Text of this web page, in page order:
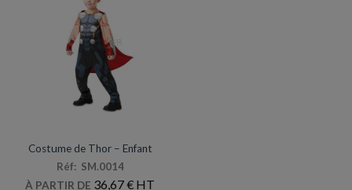
Costume de Thor – Enfant
Réf: SM.0014
À PARTIR DE 36,67€